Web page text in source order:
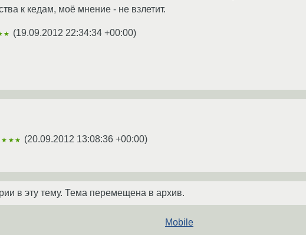
к кедам, моё мнение - не взлетит.
(19.09.2012 22:34:34 +00:00)
(20.09.2012 13:08:36 +00:00)
в эту тему. Тема перемещена в архив.
Mobile